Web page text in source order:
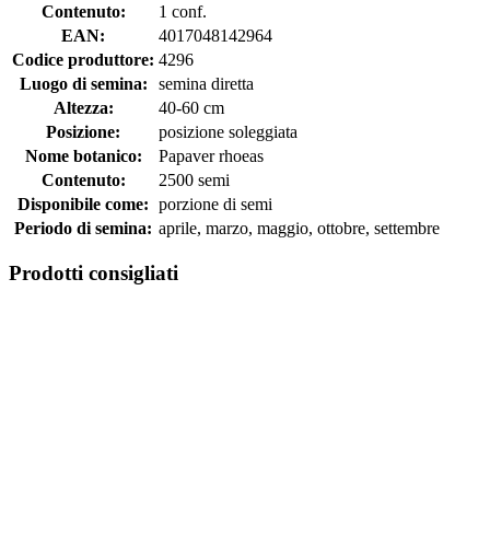
Contenuto:
1 conf.
EAN:
4017048142964
Codice produttore: 4296
Luogo di semina:
semina diretta
Altezza:
40-60 cm
Posizione:
posizione soleggiata
Nome botanico:
Papaver rhoeas
Contenuto:
2500 semi
Disponibile come: porzione di semi
Periodo di semina: aprile, marzo, maggio, ottobre, settembre
Prodotti consigliati